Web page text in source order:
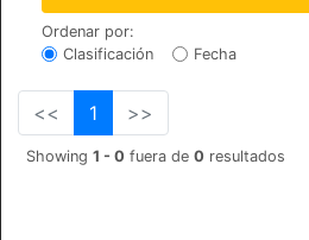
Ordenar por:
Clasificación
Fecha
<< 1 >>
Showing 1 - 0 fuera de 0 resultados